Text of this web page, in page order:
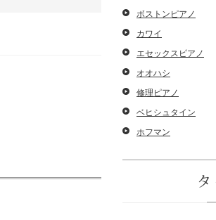
ボストンピアノ
カワイ
エセックスピアノ
オオハシ
修理ピアノ
ベヒシュタイン
ホフマン